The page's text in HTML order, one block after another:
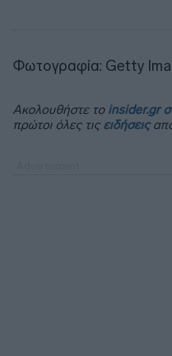
Φωτογραφία: Getty
Ακολουθήστε το insider.gr
πρώτοι όλες τις ειδήσεις